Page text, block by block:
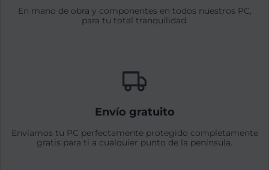
En mano de obra y componentes en todos nuestros PC,
para tu total tranquilidad.
Envío gratuito
Envíamos tu PC perfectamente protegido completamente
gratis para ti a cualquier punto de la península.